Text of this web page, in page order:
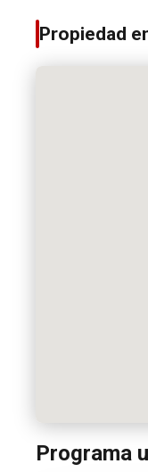
Propiedad
Programa